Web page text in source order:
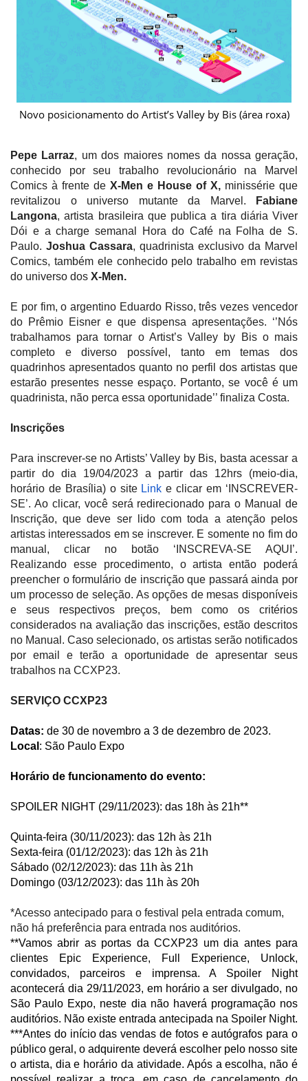
Novo posicionamento do Artist’s Valley by Bis (área roxa)
Pepe Larraz, um dos maiores nomes da nossa geração,
conhecido por seu trabalho revolucionário na Marvel
Comics à frente de X-Men e House of X, minissérie que
revitalizou o universo mutante da Marvel. Fabiane
Langona, artista brasileira que publica a tira diária Viver
Dói e a charge semanal Hora do Café na Folha de S.
Paulo. Joshua Cassara, quadrinista exclusivo da Marvel
Comics, também ele conhecido pelo trabalho em revistas
do universo dos X-Men.
E por fim, o argentino Eduardo Risso, três vezes vencedor
do Prêmio Eisner e que dispensa apresentações. ‘’Nós
trabalhamos para tornar o Artist’s Valley by Bis o mais
completo e diverso possível, tanto em temas dos
quadrinhos apresentados quanto no perfil dos artistas que
estarão presentes nesse espaço. Portanto, se você é um
quadrinista, não perca essa oportunidade’’ finaliza Costa.
Inscrições
Para inscrever-se no Artists’ Valley by Bis, basta acessar a
partir do dia 19/04/2023 a partir das 12hrs (meio-dia,
horário de Brasília) o site Link e clicar em ‘INSCREVER-
SE’. Ao clicar, você será redirecionado para o Manual de
Inscrição, que deve ser lido com toda a atenção pelos
artistas interessados em se inscrever. E somente no fim do
manual, clicar no botão ‘INSCREVA-SE AQUI’.
Realizando esse procedimento, o artista então poderá
preencher o formulário de inscrição que passará ainda por
um processo de seleção. As opções de mesas disponíveis
e seus respectivos preços, bem como os critérios
considerados na avaliação das inscrições, estão descritos
no Manual. Caso selecionado, os artistas serão notificados
por email e terão a oportunidade de apresentar seus
trabalhos na CCXP23.
SERVIÇO CCXP23
Datas: de 30 de novembro a 3 de dezembro de 2023.
Local : São Paulo Expo
Horário de funcionamento do evento:
SPOILER NIGHT (29/11/2023): das 18h às 21h**
Quinta-feira (30/11/2023): das 12h às 21h
Sexta-feira (01/12/2023): das 12h às 21h
Sábado (02/12/2023): das 11h às 21h
Domingo (03/12/2023): das 11h às 20h
*Acesso antecipado para o festival pela entrada comum,
não há preferência para entrada nos auditórios.
**Vamos abrir as portas da CCXP23 um dia antes para
clientes Epic Experience, Full Experience, Unlock,
convidados, parceiros e imprensa. A Spoiler Night
acontecerá dia 29/11/2023, em horário a ser divulgado, no
São Paulo Expo, neste dia não haverá programação nos
auditórios. Não existe entrada antecipada na Spoiler Night.
***Antes do início das vendas de fotos e autógrafos para o
público geral, o adquirente deverá escolher pelo nosso site
o artista, dia e horário da atividade. Após a escolha, não é